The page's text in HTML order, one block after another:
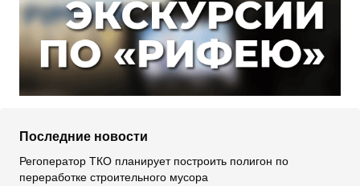
Последние новости
Регоператор ТКО планирует построить полигон по
переработке строительного мусора